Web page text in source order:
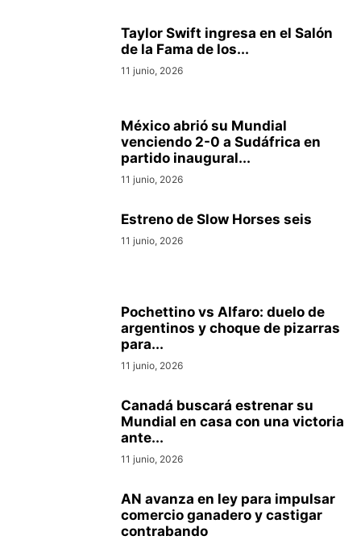
Taylor Swift ingresa en el Salón
de la Fama de los...
11 junio, 2026
México abrió su Mundial
venciendo 2-0 a Sudáfrica en
partido inaugural...
11 junio, 2026
Estreno de Slow Horses seis
11 junio, 2026
Pochettino vs Alfaro: duelo de
argentinos y choque de pizarras
para...
11 junio, 2026
Canadá buscará estrenar su
Mundial en casa con una victoria
ante...
11 junio, 2026
AN avanza en ley para impulsar
comercio ganadero y castigar
contrabando